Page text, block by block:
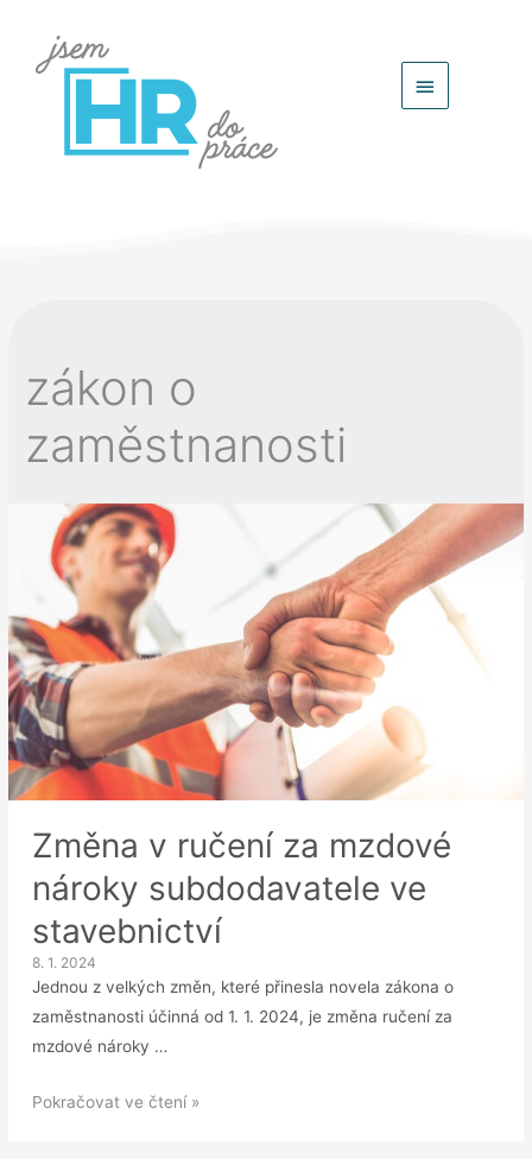
Hlavní
zákon o
zaměstnanosti
Změna v ručení za mzdové
nároky subdodavatele ve
stavebnictví
8. 1. 2024
Jednou z velkých změn, které přinesla novela zákona o
zaměstnanosti účinná od 1. 1. 2024, je změna ručení za
mzdové nároky …
Změna
Pokračovat ve čtení »